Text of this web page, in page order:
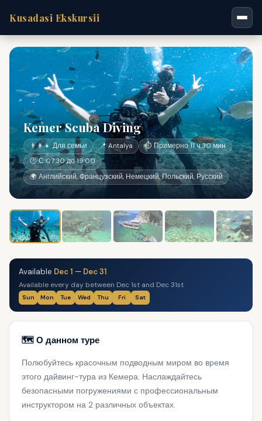
Kusadasi Ekskursii
Kemer Scuba Diving
👨‍👩‍👧 Для семьи 📍 Antalya
⏱ Примерно 11 ч 30 мин
🕐 С 07:30 до 19:00
🌍 Английский, Французский, Немецкий, Польский, Русский
Available Dec 1 — Dec 31
Available every day between Dec 1st and Dec 31st
Sun Mon Tue Wed Thu Fri Sat
🗺️ О данном туре
Полюбуйтесь красочным подводным миром во время
этого дайвинг-тура из Кемера. Наслаждайтесь
безопасными погружениями с профессиональным
инструктором на 2 различных объектах.